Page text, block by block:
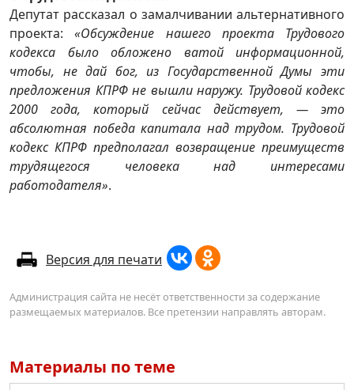
Депутат рассказал о замалчивании альтернативного
проекта:«Обсуждение нашего проекта Трудового
кодекса было обложено ватой информационной,
чтобы, не дай бог, из Государственной Думы эти
предложения КПРФ не вышли наружу. Трудовой кодекс
2000 года, который сейчас действует, — это
абсолютная победа капитала над трудом. Трудовой
кодекс КПРФ предполагал возвращение преимуществ
трудящегося человека над интересами
работодателя».
Версия для печати
Администрация сайта не несёт ответственности за содержание
размещаемых материалов. Все претензии направлять авторам.
Материалы по теме